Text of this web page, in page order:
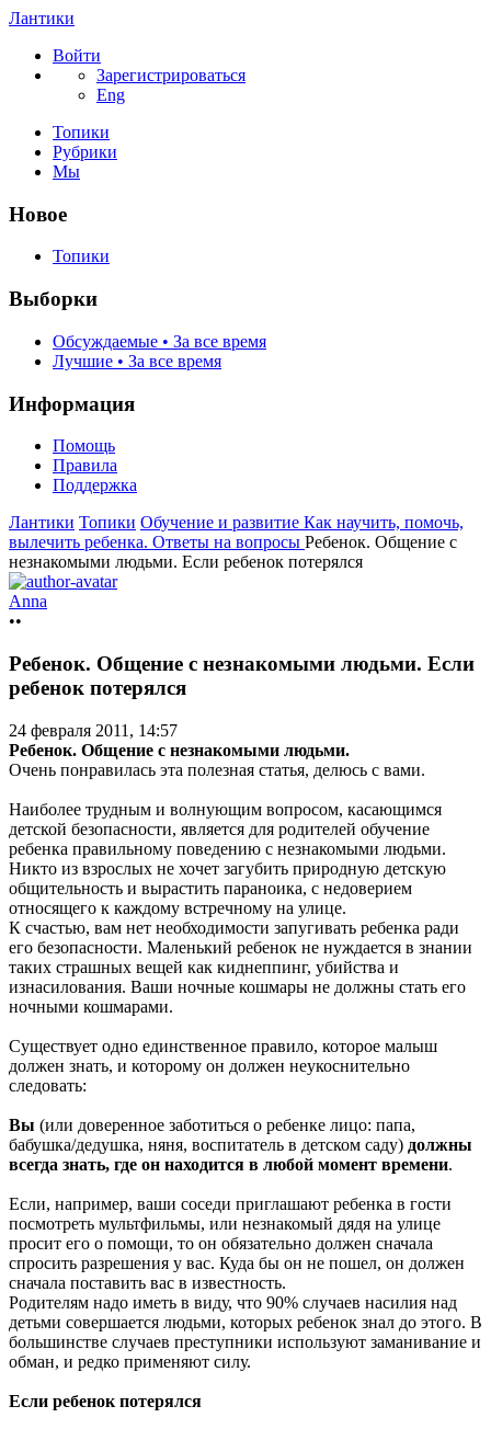
Лантики
Войти
Зарегистрироваться
Eng
Топики
Рубрики
Мы
Новое
Топики
Выборки
Обсуждаемые • За все время
Лучшие • За все время
Информация
Помощь
Правила
Поддержка
Лантики Топики Обучение и развитие Как научить, помочь,
вылечить ребенка. Ответы на вопросы Ребенок. Общение с
незнакомыми людьми. Если ребенок потерялся
Anna
••
Ребенок. Общение с незнакомыми людьми. Если
ребенок потерялся
24 февраля 2011, 14:57
Ребенок. Общение с незнакомыми людьми.
Очень понравилась эта полезная статья, делюсь с вами.
Наиболее трудным и волнующим вопросом, касающимся
детской безопасности, является для родителей обучение
ребенка правильному поведению с незнакомыми людьми.
Никто из взрослых не хочет загубить природную детскую
общительность и вырастить параноика, с недоверием
относящего к каждому встречному на улице.
К счастью, вам нет необходимости запугивать ребенка ради
его безопасности. Маленький ребенок не нуждается в знании
таких страшных вещей как киднеппинг, убийства и
изнасилования. Ваши ночные кошмары не должны стать его
ночными кошмарами.
Существует одно единственное правило, которое малыш
должен знать, и которому он должен неукоснительно
следовать:
Вы (или доверенное заботиться о ребенке лицо: папа,
бабушка/дедушка, няня, воспитатель в детском саду) должны
всегда знать, где он находится в любой момент времени.
Если, например, ваши соседи приглашают ребенка в гости
посмотреть мультфильмы, или незнакомый дядя на улице
просит его о помощи, то он обязательно должен сначала
спросить разрешения у вас. Куда бы он не пошел, он должен
сначала поставить вас в известность.
Родителям надо иметь в виду, что 90% случаев насилия над
детьми совершается людьми, которых ребенок знал до этого. В
большинстве случаев преступники используют заманивание и
обман, и редко применяют силу.
Если ребенок потерялся